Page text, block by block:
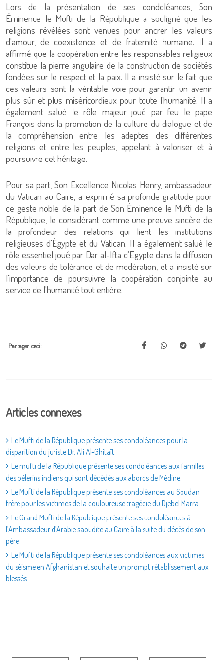
Lors de la présentation de ses condoléances, Son
Éminence le Mufti de la République a souligné que les
religions révélées sont venues pour ancrer les valeurs
d'amour, de coexistence et de fraternité humaine. Il a
affirmé que la coopération entre les responsables religieux
constitue la pierre angulaire de la construction de sociétés
fondées sur le respect et la paix. Il a insisté sur le fait que
ces valeurs sont la véritable voie pour garantir un avenir
plus sûr et plus miséricordieux pour toute l'humanité. Il a
également salué le rôle majeur joué par feu le pape
François dans la promotion de la culture du dialogue et de
la compréhension entre les adeptes des différentes
religions et entre les peuples, appelant à valoriser et à
poursuivre cet héritage.
Pour sa part, Son Excellence Nicolas Henry, ambassadeur
du Vatican au Caire, a exprimé sa profonde gratitude pour
ce geste noble de la part de Son Éminence le Mufti de la
République, le considérant comme une preuve sincère de
la profondeur des relations qui lient les institutions
religieuses d'Égypte et du Vatican. Il a également salué le
rôle essentiel joué par Dar al-Ifta d’Égypte dans la diffusion
des valeurs de tolérance et de modération, et a insisté sur
l'importance de poursuivre la coopération conjointe au
service de l'humanité tout entière.
Partager ceci:
Articles connexes
Le Mufti de la République présente ses condoléances pour la
disparition du juriste Dr. Ali Al-Ghitaït.
Le mufti de la République présente ses condoléances aux familles
des pèlerins indiens qui sont décédés aux abords de Médine.
Le Mufti de la République présente ses condoléances au Soudan
frère pour les victimes de la douloureuse tragédie du Djebel Marra.
Le Grand Mufti de la République présente ses condoléances à
l’Ambassadeur d’Arabie saoudite au Caire à la suite du décès de son
père
Le Mufti de la République présente ses condoléances aux victimes
du séisme en Afghanistan et souhaite un prompt rétablissement aux
blessés.